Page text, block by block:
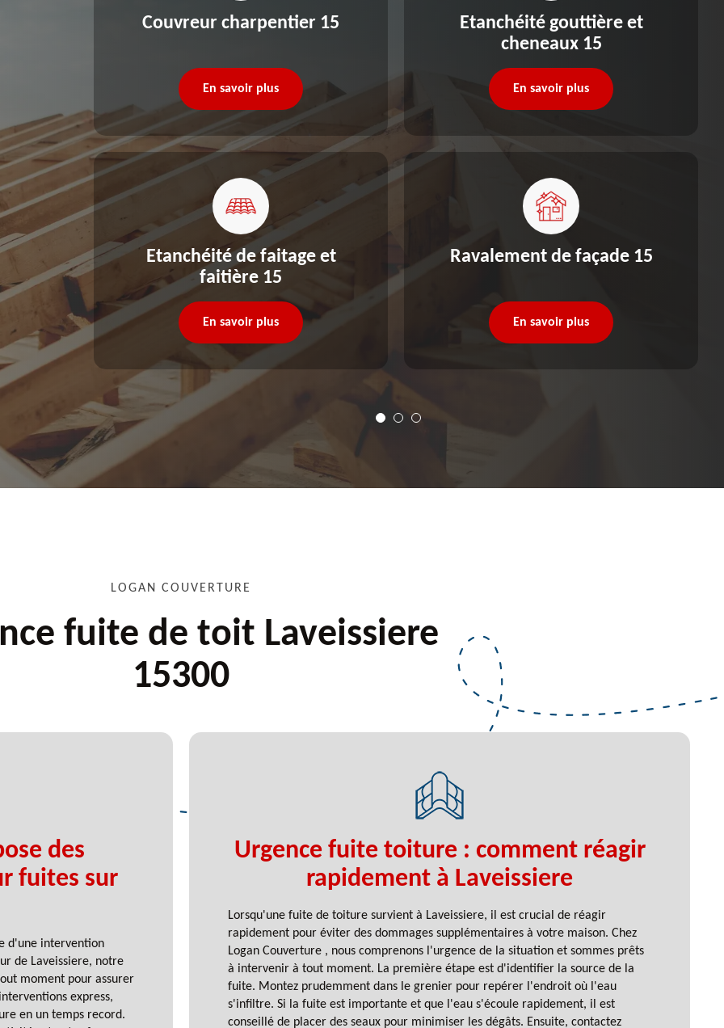
Couvreur charpentier 15
En savoir plus
Etanchéité de faitage et
faitière 15
En savoir plus
Etanchéité gouttière et
cheneaux 15
En savoir plus
Ravalement de façade 15
En savoir plus
LOGAN COUVERTURE
fuite de toit Laveissiere
15300
des
fuites sur
d'une intervention
de Laveissiere, notre
moment pour assurer
express,
en un temps record.
Urgence fuite toiture : comment réagir
rapidement à Laveissiere
Lorsqu'une fuite de toiture survient à Laveissiere, il est crucial de réagir
rapidement pour éviter des dommages supplémentaires à votre maison. Chez
Logan Couverture , nous comprenons l'urgence de la situation et sommes prêts
à intervenir à tout moment. La première étape est d'identifier la source de la
fuite. Montez prudemment dans le grenier pour repérer l'endroit où l'eau
s'infiltre. Si la fuite est importante et que l'eau s'écoule rapidement, il est
conseillé de placer des seaux pour minimiser les dégâts. Ensuite, contactez